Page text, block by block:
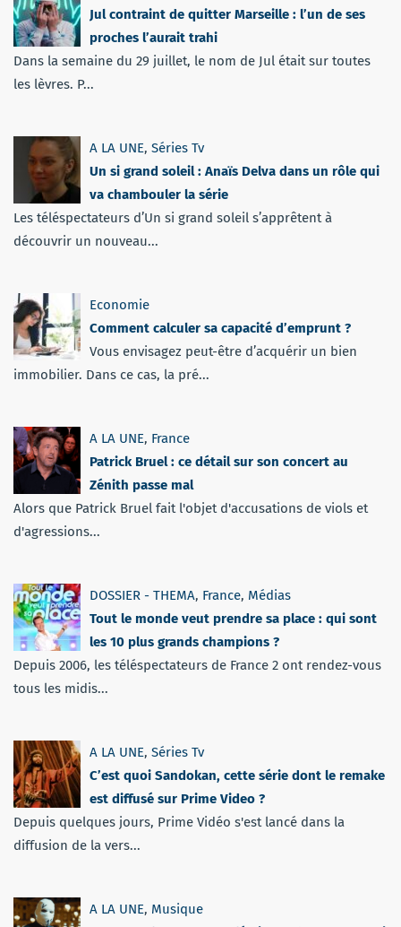
Jul contraint de quitter Marseille : l’un de ses
proches l’aurait trahi
Dans la semaine du 29 juillet, le nom de Jul était sur toutes
les lèvres. P...
A LA UNE, Séries Tv
Un si grand soleil : Anaïs Delva dans un rôle qui
va chambouler la série
Les téléspectateurs d’Un si grand soleil s’apprêtent à
découvrir un nouveau...
Economie
Comment calculer sa capacité d’emprunt ?
Vous envisagez peut-être d’acquérir un bien
immobilier. Dans ce cas, la pré...
A LA UNE, France
Patrick Bruel : ce détail sur son concert au
Zénith passe mal
Alors que Patrick Bruel fait l'objet d'accusations de viols et
d'agressions...
DOSSIER - THEMA, France, Médias
Tout le monde veut prendre sa place : qui sont
les 10 plus grands champions ?
Depuis 2006, les téléspectateurs de France 2 ont rendez-vous
tous les midis...
A LA UNE, Séries Tv
C’est quoi Sandokan, cette série dont le remake
est diffusé sur Prime Video ?
Depuis quelques jours, Prime Vidéo s'est lancé dans la
diffusion de la vers...
A LA UNE, Musique